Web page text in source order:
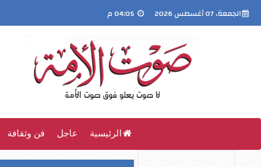
الجمعة، 07 أغسطس 2026
الرئيسية عاجل فن وثقافة